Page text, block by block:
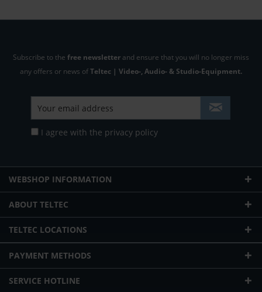
Subscribe to the free newsletter and ensure that you will no longer miss
any offers or news ofTeltec | Video-, Audio- & Studio-Equipment.
I agree with the privacy policy
WEBSHOP INFORMATION
ABOUT TELTEC
TELTEC LOCATIONS
PAYMENT METHODS
SERVICE HOTLINE